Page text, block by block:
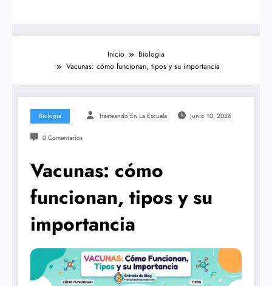
Inicio
Biologia
Vacunas: cómo funcionan, tipos y su importancia
Biologia Trasteando En La Escuela Junio 10, 2026
0 Comentarios
Vacunas: cómo
funcionan, tipos y su
importancia